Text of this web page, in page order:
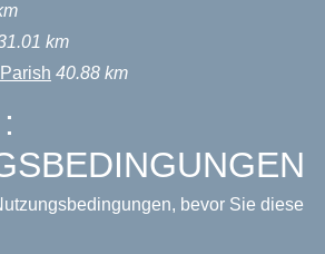
km
40.88 km
bevor Sie diese